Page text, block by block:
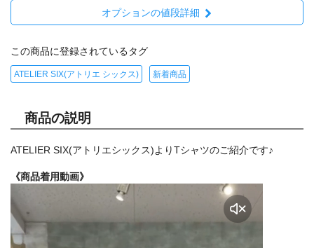
オプションの値段詳細
この商品に登録されているタグ
ATELIER SIX(アトリエ シックス) 新着商品
商品の説明
ATELIER SIX(アトリエシックス)よりTシャツのご紹介です♪
《商品着用動画》